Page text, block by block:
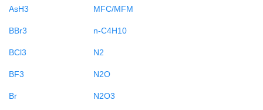
AsH3
BBr3
BCl3
BF3
Br
MFC/MFM
n-C4H10
N2
N2O
N2O3